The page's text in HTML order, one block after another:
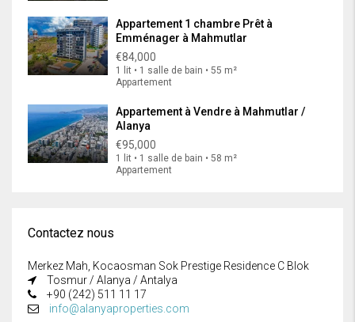
Appartement 1 chambre Prêt à
Emménager à Mahmutlar
€84,000
1 lit • 1 salle de bain • 55 m²
Appartement
Appartement à Vendre à Mahmutlar /
Alanya
€95,000
1 lit • 1 salle de bain • 58 m²
Appartement
Contactez nous
Merkez Mah, Kocaosman Sok Prestige Residence C Blok
Tosmur / Alanya / Antalya
+90 (242) 511 11 17
info@alanyaproperties.com